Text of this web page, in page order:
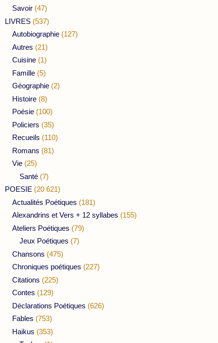
Savoir (47)
LIVRES (537)
Autobiographie (127)
Autres (21)
Cuisine (1)
Famille (5)
Géographie (2)
Histoire (8)
Poésie (100)
Policiers (35)
Recueils (110)
Romans (81)
Vie (25)
Santé (7)
POESIE (20 621)
Actualités Poétiques (181)
Alexandrins et Vers + 12 syllabes (155)
Ateliers Poétiques (79)
Jeux Poétiques (7)
Chansons (475)
Chroniques poétiques (227)
Citations (225)
Contes (129)
Déclarations Poétiques (626)
Fables (753)
Haikus (353)